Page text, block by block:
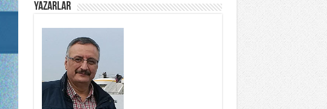
YAZARLAR